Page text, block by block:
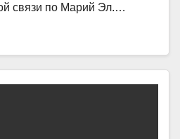
связи по Марий Эл.…